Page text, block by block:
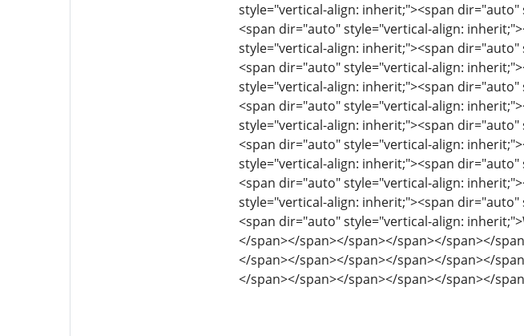
style="vertical-align: inherit;"><span
<span dir="auto" style="vertical-align:
style="vertical-align: inherit;"><span
<span dir="auto" style="vertical-align:
style="vertical-align: inherit;"><span
<span dir="auto" style="vertical-align:
style="vertical-align: inherit;"><span
<span dir="auto" style="vertical-align:
style="vertical-align: inherit;"><span
<span dir="auto" style="vertical-align:
style="vertical-align: inherit;"><span
<span dir="auto" style="vertical-align:
</span></span></span></span></span></
</span></span></span></span></span></
</span></span></span></span></span></